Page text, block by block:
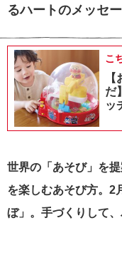
るハートのメッセ
こ
だ
ッ
世界の「あそび」を
を楽しむあそび方。2
ぼ」。手づくりして